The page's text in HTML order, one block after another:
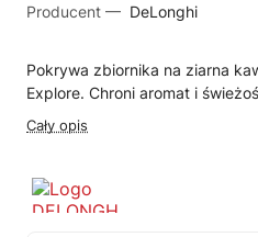
Producent — DeLonghi
Pokrywa zbiornika na ziarna
Explore. Chroni aromat i
Cały opis